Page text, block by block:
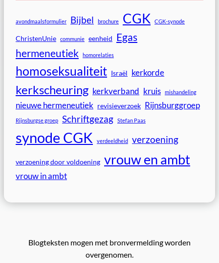
avondmaalsformulier Bijbel brochure CGK CGK-synode
ChristenUnie communie eenheid Egas
hermeneutiek
homorelaties
homoseksualiteit Israël kerkorde
kerkscheuring kerkverband kruis mishandeling
nieuwe hermeneutiek revisieverzoek Rijnsburggroep
Rijnsburgse groep Schriftgezag Stefan Paas
synode CGK verdeeldheid verzoening
verzoening door voldoening vrouw en ambt
vrouw in ambt
Blogteksten mogen met bronvermelding worden
overgenomen.